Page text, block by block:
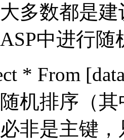
多数都是
中进行随
* From
机排序（
非是主键